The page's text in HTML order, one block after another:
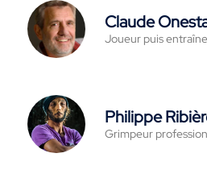
Claude
Joueur puis
Philippe
Grimpeur